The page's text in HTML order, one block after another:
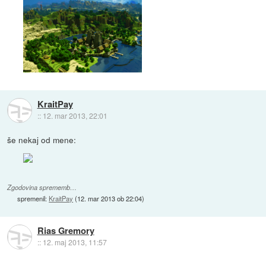
KraitPay
:: 12. mar 2013, 22:01
še nekaj od mene:
Zgodovina sprememb…
spremenil: KraitPay (12. mar 2013 ob 22:04)
Rias Gremory
:: 12. maj 2013, 11:57